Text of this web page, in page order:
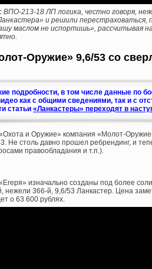
ВПО-213-18 ЛП логика, честно говоря,
и решили перестраховаться,
маслом не испортишь», рассчитывая
Оружие» 9,6/53 со
подробности, в том числе данные по
как с общими сведениями, так и с
статьи «Ланкастеры» переходят в
и Оружие» компания «Молот-
Не столь давно прошел ребрендинг, и
правообладания и т.п.).
изначально созданы под более
нежели 366-й, 9,6/53 Ланкастер. Цена
о 63 600 рублях.